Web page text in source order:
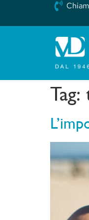
Tag: